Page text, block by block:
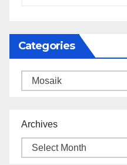
Categories
Categories
Archives